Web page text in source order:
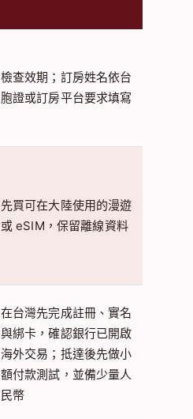
檢查效期；訂房姓名依台
胞證或訂房平台要求填寫
先買可在大陸使用的漫遊
或 eSIM，保留離線資料
在台灣先完成註冊、實名
與綁卡，確認銀行已開啟
海外交易；抵達後先做小
額付款測試，並備少量人
民幣